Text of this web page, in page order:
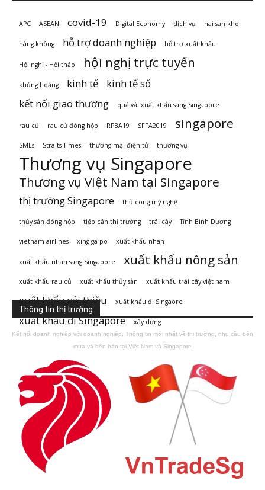
APC ASEAN covid-19 Digital Economy dịch vụ hai san kho
hàng không hỗ trợ doanh nghiệp hỗ trợ xuất khẩu
Hội nghị - Hội thảo hội nghị trực tuyến
khủng hoảng kinh tế
kinh tế số
kết nối giao thương
quả vải xuất khẩu sang Singapore
rau củ rau củ đóng hộp RPBA19 SFFA2019 singapore
SMEs Straits Times thương mại điện tử thương vụ
Thương vụ Singapore
Thương vụ Việt Nam tại Singapore
thị trường Singapore thủ công mỹ nghệ
thủy sản đóng hộp tiếp cận thị trường trái cây Tỉnh Bình Dương
vietnam airlines xing ga po xuất khẩu nhãn
xuất khẩu nhãn sang Singapore xuất khẩu nông sản
xuất khẩu rau củ xuất khẩu thủy sản xuất khẩu trái cây việt nam
xuất khẩu vải thiều xuất khẩu đi Singaore
xuất khẩu đi Singapore xây dựng
Thông tin thị trường
Kết nối doanh nghiệp với doanh nghiệp. Thông tin mới nhất về thị trường, nhu cầu bên
mua và bên bán tại Việt Nam và Singapore